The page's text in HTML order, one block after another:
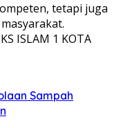
tetapi juga
ISLAM 1 KOTA
Sampah